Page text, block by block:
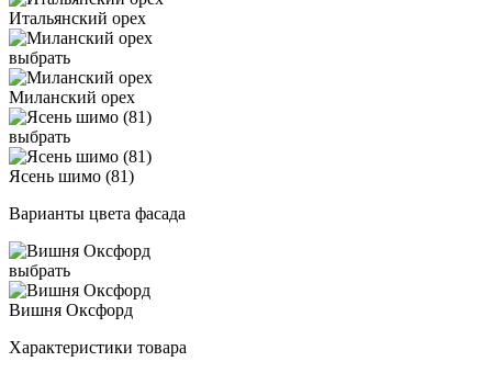
Итальянский орех
выбрать
Миланский орех
выбрать
Ясень шимо (81)
Варианты цвета фасада
выбрать
Вишня Оксфорд
Характеристики товара